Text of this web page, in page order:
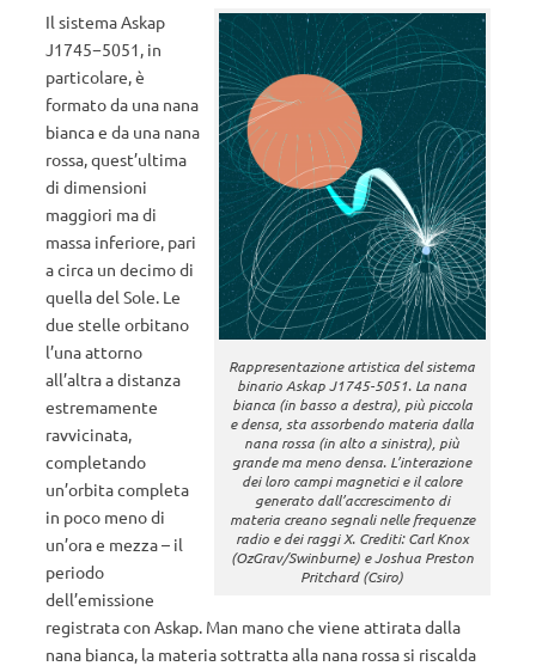
Rappresentazione artistica del sistema
binario Askap J1745-5051. La nana
bianca (in basso a destra), più piccola
e densa, sta assorbendo materia dalla
nana rossa (in alto a sinistra), più
grande ma meno densa. L’interazione
dei loro campi magnetici e il calore
generato dall’accrescimento di
materia creano segnali nelle frequenze
radio e dei raggi X. Crediti: Carl Knox
(OzGrav/Swinburne) e Joshua Preston
Pritchard (Csiro)
Il sistema Askap
J1745−5051, in
particolare, è
formato da una nana
bianca e da una nana
rossa, quest’ultima
di dimensioni
maggiori ma di
massa inferiore, pari
a circa un decimo di
quella del Sole. Le
due stelle orbitano
l’una attorno
all’altra a distanza
estremamente
ravvicinata,
completando
un’orbita completa
in poco meno di
un’ora e mezza – il
periodo
dell’emissione
registrata con Askap. Man mano che viene attirata dalla
nana bianca, la materia sottratta alla nana rossa si riscalda